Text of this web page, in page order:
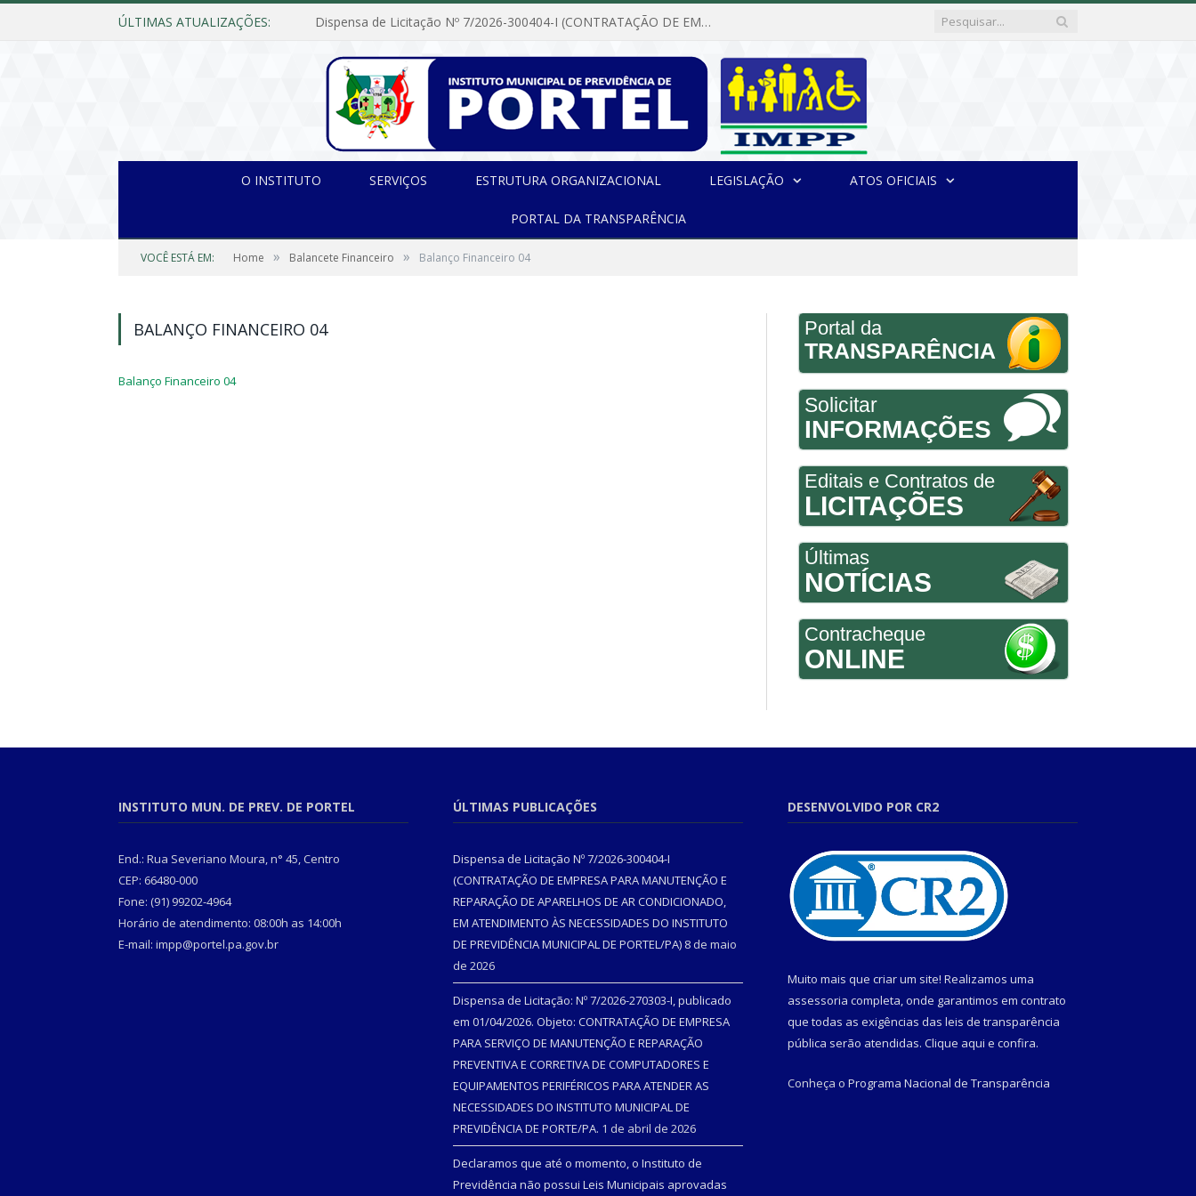
ÚLTIMAS ATUALIZAÇÕES: Dispensa de Licitação Nº 7/2026-300404-I (CONTRATAÇÃO DE EMPRESA PARA MANUTENÇÃO E REPARAÇÃO DE APARELHOS DE AR CONDICIONADO, EM ATENDIMENTO ÀS NECESSIDADES DO INSTITUTO DE PREVIDÊNCIA MUNICIPAL DE PORTEL/PA)
O INSTITUTO SERVIÇOS ESTRUTURA ORGANIZACIONAL LEGISLAÇÃO ATOS OFICIAIS
PORTAL DA TRANSPARÊNCIA
VOCÊ ESTÁ EM: Home » Balancete Financeiro » Balanço Financeiro 04
BALANÇO FINANCEIRO 04
Balanço Financeiro 04
Portal da
TRANSPARÊNCIA
Solicitar
INFORMAÇÕES
Editais e Contratos de
LICITAÇÕES
Últimas
NOTÍCIAS
Contracheque
ONLINE
INSTITUTO MUN. DE PREV. DE PORTEL
End.: Rua Severiano Moura, n° 45, Centro
CEP: 66480-000
Fone: (91) 99202-4964
Horário de atendimento: 08:00h as 14:00h
E-mail: impp@portel.pa.gov.br
ÚLTIMAS PUBLICAÇÕES
Dispensa de Licitação Nº 7/2026-300404-I
(CONTRATAÇÃO DE EMPRESA PARA MANUTENÇÃO E
REPARAÇÃO DE APARELHOS DE AR CONDICIONADO,
EM ATENDIMENTO ÀS NECESSIDADES DO INSTITUTO
DE PREVIDÊNCIA MUNICIPAL DE PORTEL/PA) 8 de maio
de 2026
Dispensa de Licitação: Nº 7/2026-270303-I, publicado
em 01/04/2026. Objeto: CONTRATAÇÃO DE EMPRESA
PARA SERVIÇO DE MANUTENÇÃO E REPARAÇÃO
PREVENTIVA E CORRETIVA DE COMPUTADORES E
EQUIPAMENTOS PERIFÉRICOS PARA ATENDER AS
NECESSIDADES DO INSTITUTO MUNICIPAL DE
PREVIDÊNCIA DE PORTE/PA. 1 de abril de 2026
Declaramos que até o momento, o Instituto de
Previdência não possui Leis Municipais aprovadas
DESENVOLVIDO POR CR2
Muito mais que criar um site! Realizamos uma
assessoria completa, onde garantimos em contrato
que todas as exigências das leis de transparência
pública serão atendidas. Clique aqui e confira.
Conheça o Programa Nacional de Transparência